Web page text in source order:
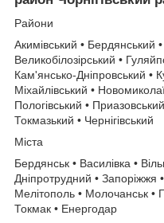
Райони
Акимівський • Бердянський
Великобілозірський •
Кам'янсько-Дніпровський •
Міхайлівський •
Пологівський •
Токмазький • Чернігівський
Міста
Бердянськ • Василівка •
Дніпротрудний • Запоріжжя
Мелітополь • Молочанськ •
Токмак • Енергодар